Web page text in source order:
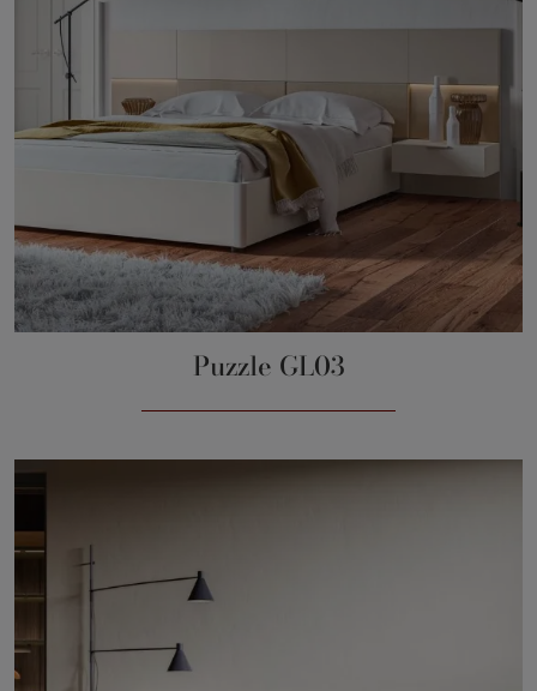
Puzzle GL03